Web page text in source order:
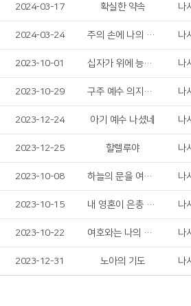
2024-03-17 확실한 약속 나
2024-03-24 주의 손에 나의 손을 포개고 나
2023-10-01 십자가 위에 능력 있네 나
2023-10-29 구주 예수 의지함이 나
2023-12-24 아기 예수 나셨네 나
2023-12-25 할렐루야 나
2023-10-08 하늘의 문을 여소서 나
2023-10-15 내 영혼이 은총 입어 나
2023-10-22 여호와는 나의 목자시니 나
2023-12-31 노아의 기도 나